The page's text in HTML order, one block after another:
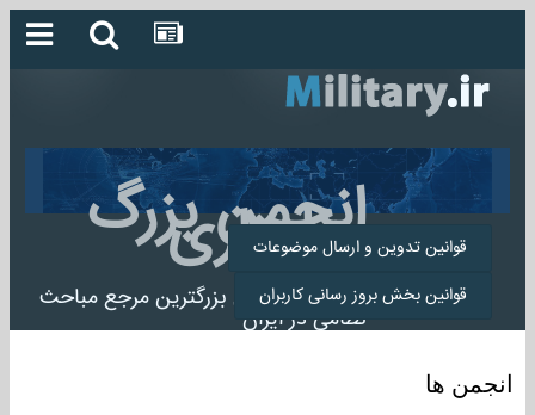
انجمن بزرگ
میلیتاری
انجمن میلیتاری بزرگترین مرجع مباحث
نظامی در ایران
قوانین تدوین و ارسال موضوعات
قوانین بخش بروز رسانی کاربران
انجمن ها